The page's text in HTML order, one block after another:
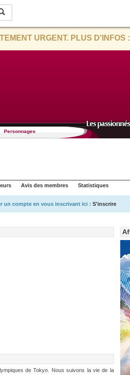
URGENT. PLUS D'INFOS :
Personnages
Avis des membres Statistiques
un compte en vous inscrivant ici : S'inscrire
de Tokyo. Nous suivons la vie de la